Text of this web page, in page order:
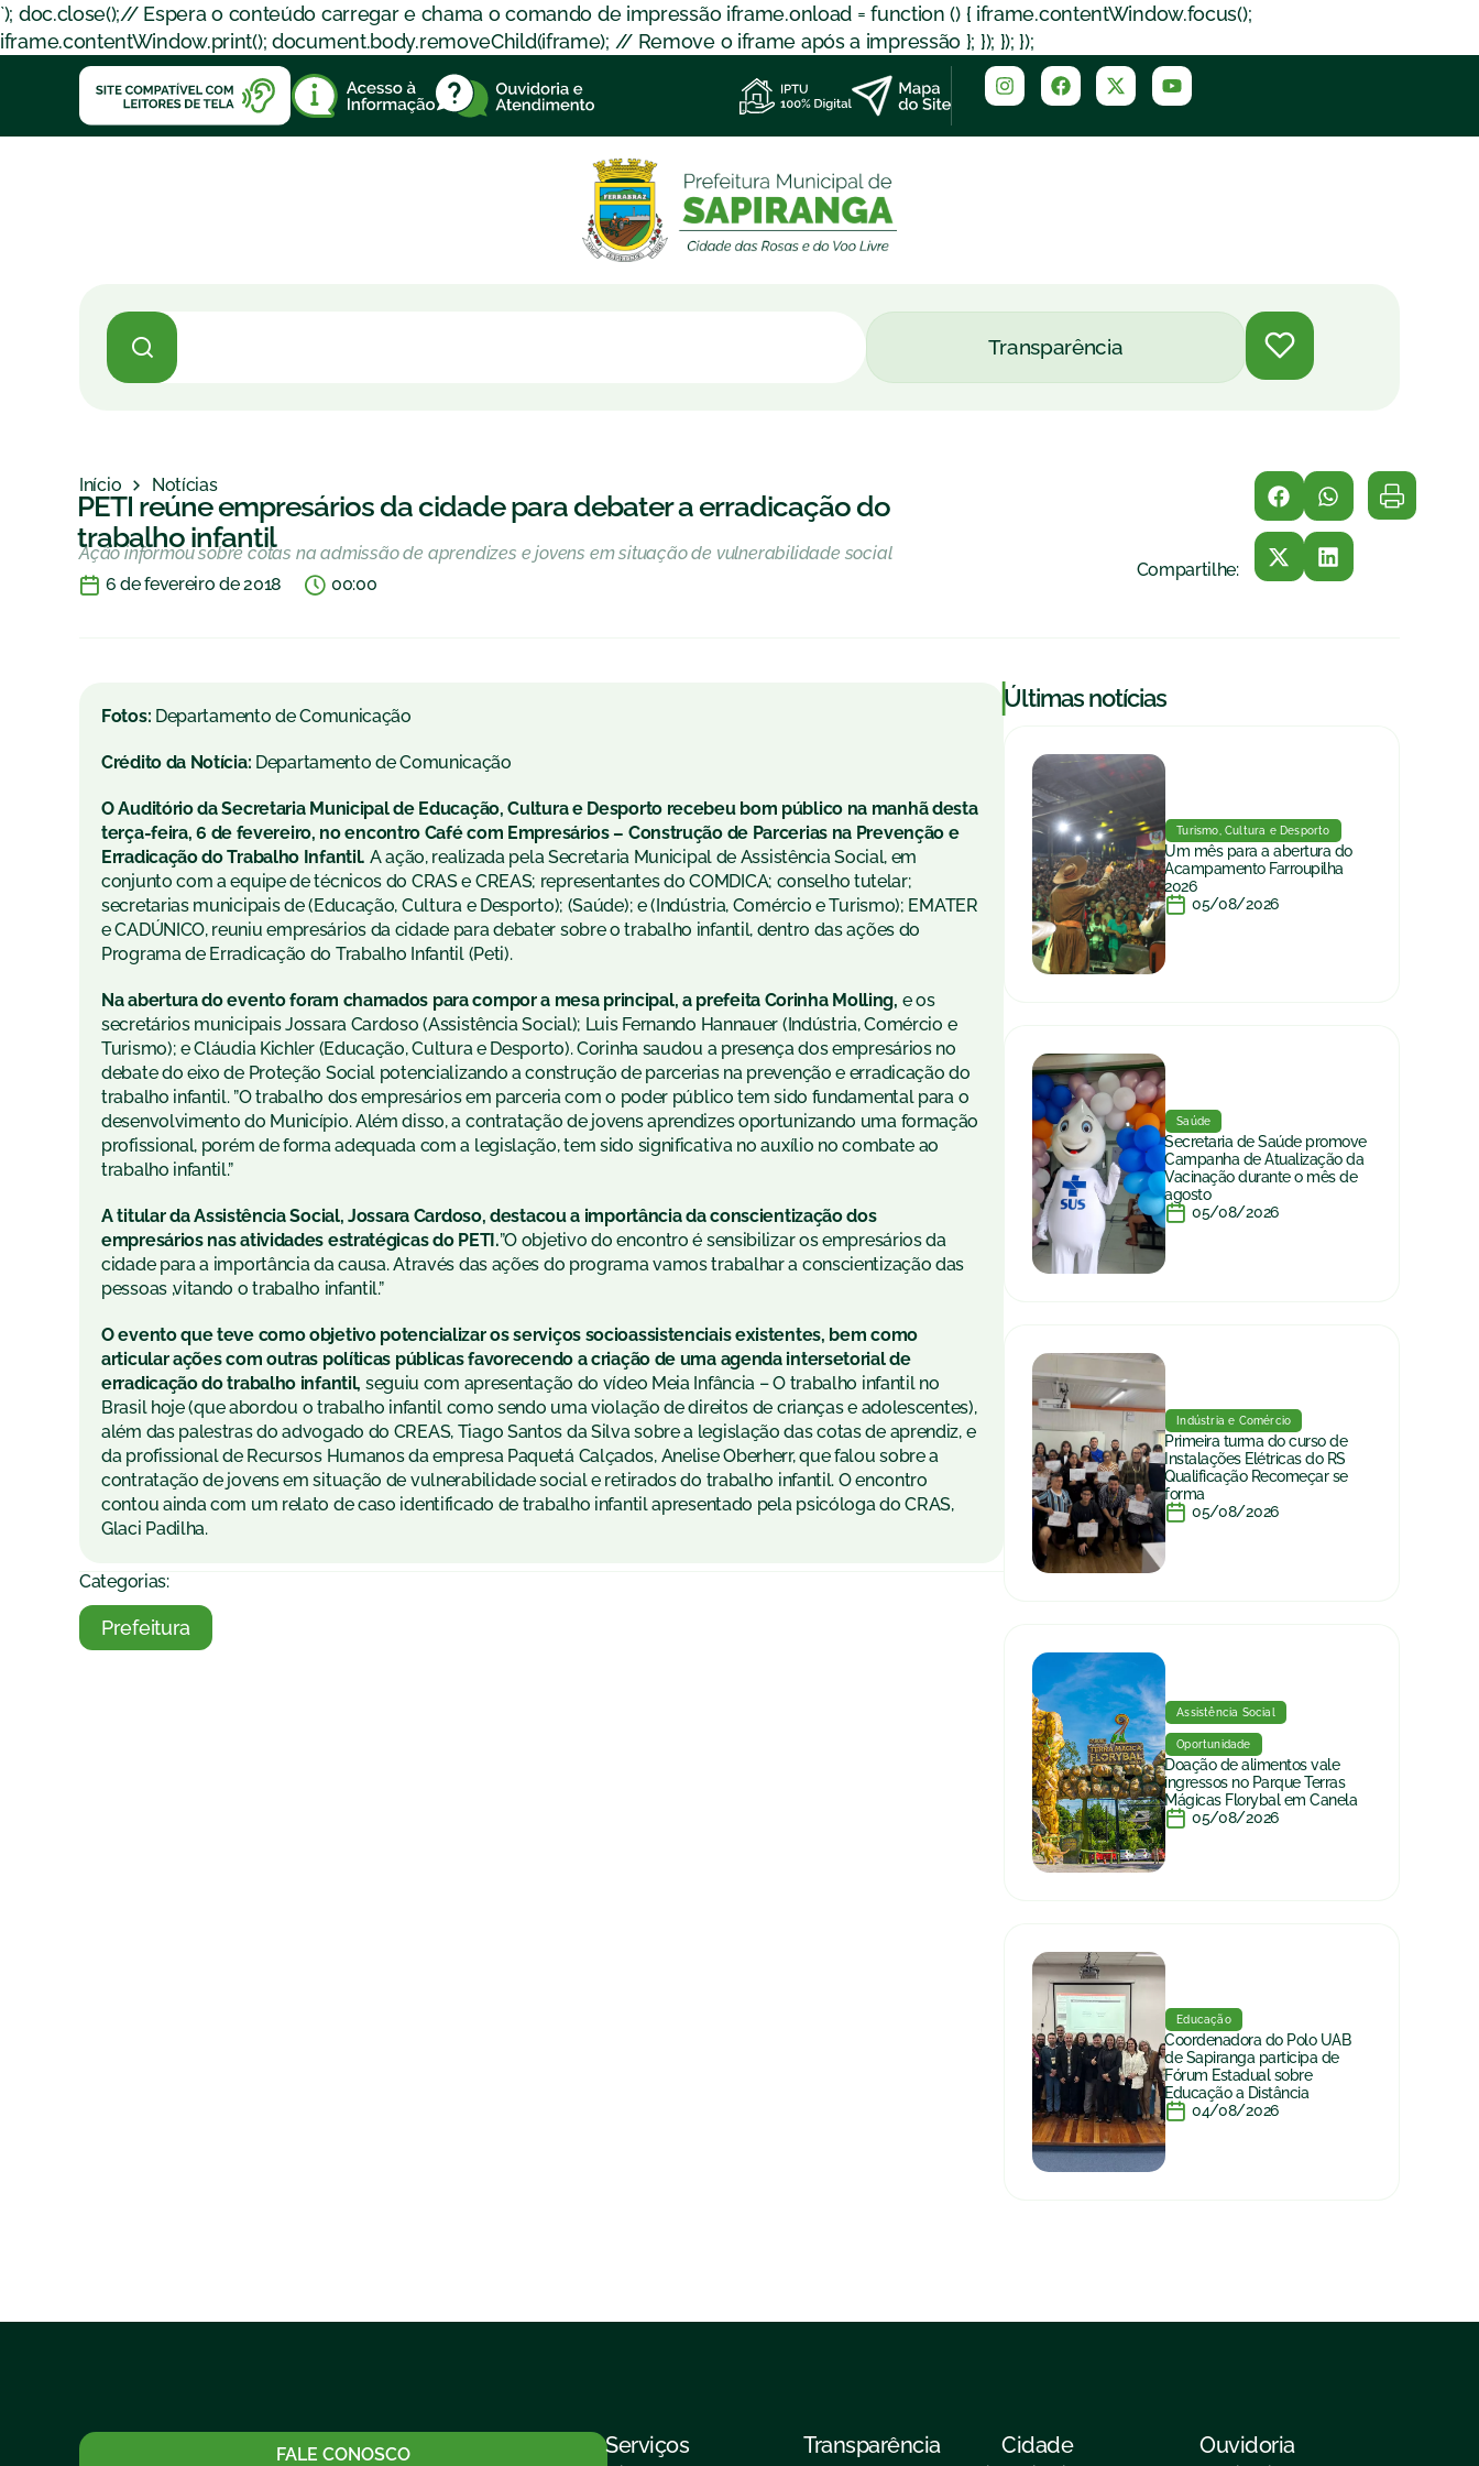
`); doc.close();// Espera o conteúdo carregar e chama o comando de impressão iframe.onload = function () { iframe.contentWindow.focus();
iframe.contentWindow.print(); document.body.removeChild(iframe); // Remove o iframe após a impressão }; }); }); });
Transparência
Início Notícias
PETI reúne empresários da cidade para debater a erradicação do
trabalho infantil
Ação informou sobre cotas na admissão de aprendizes e jovens em situação de vulnerabilidade social
6 de fevereiro de 2018
00:00
Compartilhe:
Fotos: Departamento de Comunicação
Crédito da Notícia: Departamento de Comunicação
O Auditório da Secretaria Municipal de Educação, Cultura e Desporto recebeu bom público na manhã desta
terça-feira, 6 de fevereiro, no encontro Café com Empresários – Construção de Parcerias na Prevenção e
Erradicação do Trabalho Infantil. A ação, realizada pela Secretaria Municipal de Assistência Social, em
conjunto com a equipe de técnicos do CRAS e CREAS; representantes do COMDICA; conselho tutelar;
secretarias municipais de (Educação, Cultura e Desporto); (Saúde); e (Indústria, Comércio e Turismo); EMATER
e CADÚNICO, reuniu empresários da cidade para debater sobre o trabalho infantil, dentro das ações do
Programa de Erradicação do Trabalho Infantil (Peti).
Na abertura do evento foram chamados para compor a mesa principal, a prefeita Corinha Molling, e os
secretários municipais Jossara Cardoso (Assistência Social); Luis Fernando Hannauer (Indústria, Comércio e
Turismo); e Cláudia Kichler (Educação, Cultura e Desporto). Corinha saudou a presença dos empresários no
debate do eixo de Proteção Social potencializando a construção de parcerias na prevenção e erradicação do
trabalho infantil. ”O trabalho dos empresários em parceria com o poder público tem sido fundamental para o
desenvolvimento do Município. Além disso, a contratação de jovens aprendizes oportunizando uma formação
profissional, porém de forma adequada com a legislação, tem sido significativa no auxílio no combate ao
trabalho infantil.”
A titular da Assistência Social, Jossara Cardoso, destacou a importância da conscientização dos
empresários nas atividades estratégicas do PETI.”O objetivo do encontro é sensibilizar os empresários da
cidade para a importância da causa. Através das ações do programa vamos trabalhar a conscientização das
pessoas ,vitando o trabalho infantil.”
O evento que teve como objetivo potencializar os serviços socioassistenciais existentes, bem como
articular ações com outras políticas públicas favorecendo a criação de uma agenda intersetorial de
erradicação do trabalho infantil, seguiu com apresentação do vídeo Meia Infância – O trabalho infantil no
Brasil hoje(que abordou o trabalho infantil como sendo uma violação de direitos de crianças e adolescentes),
além das palestras do advogado do CREAS, Tiago Santos da Silva sobre a legislação das cotas de aprendiz, e
da profissional de Recursos Humanos da empresa Paquetá Calçados, Anelise Oberherr, que falou sobre a
contratação de jovens em situação de vulnerabilidade social e retirados do trabalho infantil. O encontro
contou ainda com um relato de caso identificado de trabalho infantil apresentado pela psicóloga do CRAS,
Glaci Padilha.
Categorias:
Prefeitura
|Últimas notícias
Turismo, Cultura e Desporto
Um mês para a abertura do
Acampamento Farroupilha
2026
05/08/2026
Saúde
Secretaria de Saúde promove
Campanha de Atualização da
Vacinação durante o mês de
agosto
05/08/2026
Indústria e Comércio
Primeira turma do curso de
Instalações Elétricas do RS
Qualificação Recomeçar se
forma
05/08/2026
Assistência Social
Oportunidade
Doação de alimentos vale
ingressos no Parque Terras
Mágicas Florybal em Canela
05/08/2026
Educação
Coordenadora do Polo UAB
de Sapiranga participa de
Fórum Estadual sobre
Educação a Distância
04/08/2026
FALE CONOSCO Serviços Transparência Cidade Ouvidoria